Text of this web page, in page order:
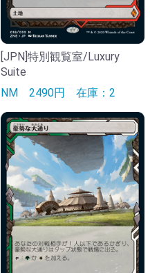
[JPN]特別観覧室/Luxury
Suite
NM 2490円 在庫：2